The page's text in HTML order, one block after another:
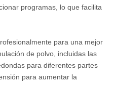
programas, lo que facilita
para una mejor
de polvo, incluidas las
para diferentes partes
para aumentar la